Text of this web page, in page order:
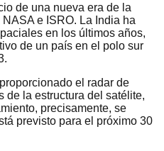
de una nueva era de la
e ISRO. La India ha
en los últimos años,
de un país en el polo sur
el radar de
de la estructura del satélite,
precisamente, se
previsto para el próximo 30